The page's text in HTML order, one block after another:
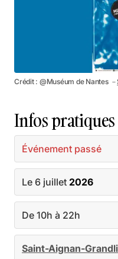
Crédit : @Muséum de Nantes －
Infos pratiques
Événement passé
Le 6 juillet 2026
De 10h à 22h
Saint-Aignan-